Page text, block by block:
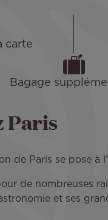
carte
Bagage
Paris
de Paris se pose à
de nombreuses
et ses